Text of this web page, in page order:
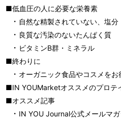
■低血圧の人に必要な栄養素
自然な精製されていない、塩分
良質な汚染のないたんぱく質
ビタミンB群・ミネラル
■終わりに
オーガニック食品やコスメを
■IN YOUMarketオススメのプロテ
■オススメ記事
IN YOU Journal公式メールマ